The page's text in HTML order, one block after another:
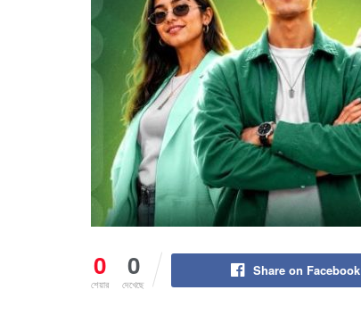
0
শেয়ার
0
দেখেছে
Share on Facebook